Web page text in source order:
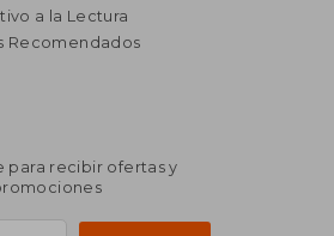
a la Lectura
Recomendados
para recibir ofertas y